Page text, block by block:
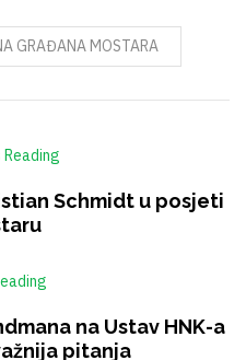
GRAĐANA MOSTARA
Reading
Schmidt u posjeti
na Ustav HNK-a
pitanja